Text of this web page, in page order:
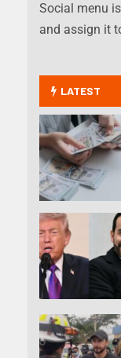
Social menu
and assign it
LATEST